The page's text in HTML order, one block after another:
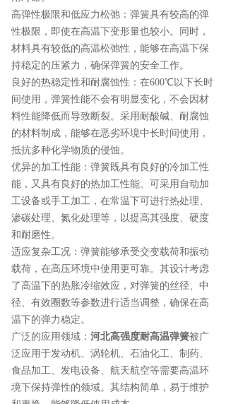
高弹性极限和低应力松弛：弹簧具有较高的弹
性极限，即使在高温下变形量也较小。同时，
材料具有较低的高温松弛性，能够在高温下保
持稳定的压紧力，确保弹簧的安全工作。
良好的热稳定性和耐腐蚀性：在600℃以下长时
间使用，弹簧性能不会有明显变化，不会因材
料性能降低而导致断裂。采用耐酸碱、耐腐蚀
的材料制成，能够在恶劣环境中长时间使用，
抵抗多种化学物质的侵蚀。
优异的加工性能：弹簧既具有良好的冷加工性
能，又具有良好的热加工性能。可采用自动加
工设备或手工加工，在常温下可进行热处理、
渗碳处理、氮化处理等，以提高其强度、硬度
和耐磨性。
适应复杂工况：弹簧能够承受交变载荷和振动
载荷，在高压环境中使用更可靠。其设计考虑
了高温下的热胀冷缩效应，对弹簧的丝径、中
径、有效圈数等参数进行适当调整，确保在高
温下的弹力稳定。
广泛的应用领域： 河北高强度耐高温弹簧被广
泛应用于发动机、涡轮机、石油化工、制药、
食品加工、发电设备、航天航空等需要高温环
境下保持弹性的领域。其结构简单，易于维护